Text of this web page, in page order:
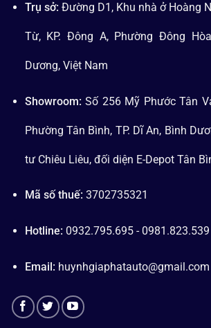
Trụ sở: Đường D1, Khu nhà ở Hoàng
Từ, KP. Đông A, Phường Đông
Dương, Việt Nam
Showroom: Số 256 Mỹ Phước Tân
Phường Tân Bình, TP. Dĩ An, Bình
tư Chiêu Liêu, đối diện E-Depot Tân
Mã số thuế: 3702735321
Hotline: 0932.795.695 - 0981.823.539
Email: huynhgiaphatauto@gmail.com